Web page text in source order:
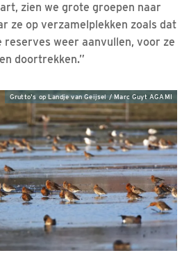
zien we grote groepen naar
ze op verzamelplekken zoals dat
reserves weer aanvullen, voor ze
doortrekken.”
Grutto's op Landje van Geijsel / Marc Guyt AGAMI